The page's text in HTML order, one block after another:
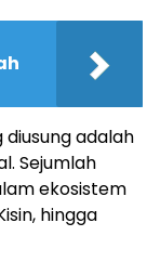
adalah
Sejumlah
ekosistem
hingga